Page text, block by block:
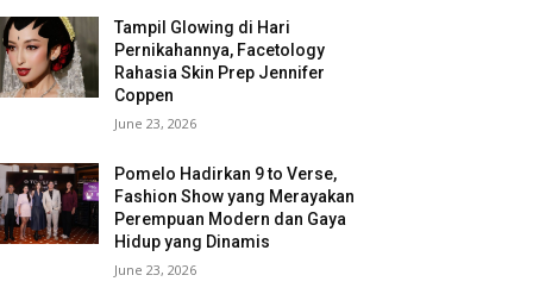
Tampil Glowing di Hari
Pernikahannya, Facetology
Rahasia Skin Prep Jennifer
Coppen
June 23, 2026
Pomelo Hadirkan 9 to Verse,
Fashion Show yang Merayakan
Perempuan Modern dan Gaya
Hidup yang Dinamis
June 23, 2026